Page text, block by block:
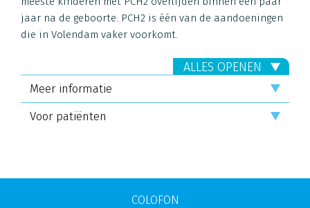
jaar na de geboorte. PCH2 is één van de aandoeningen
die in Volendam vaker voorkomt.
ALLES OPENEN
Meer informatie
Voor patiënten
COLOFON